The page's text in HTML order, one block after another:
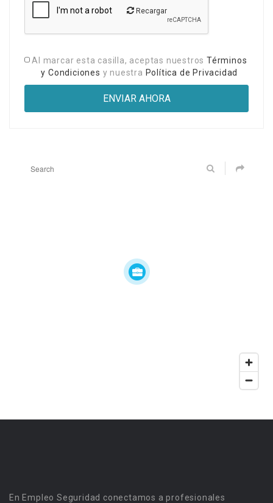
Recargar
Al marcar esta casilla, aceptas nuestros Términos
y Condiciones y nuestra Política de Privacidad
En Empleo Seguridad conectamos a profesionales